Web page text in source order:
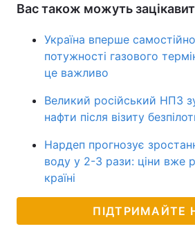
Вас також можуть
Україна вперше
потужності газового
це важливо
Великий російський НПЗ
нафти після візиту
Нардеп прогнозує
воду у 2-3 рази: ціни вже
країні
ПІДТРИМАЙТЕ